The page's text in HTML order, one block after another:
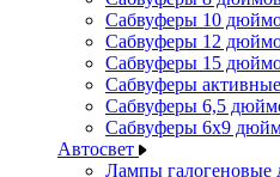
Сабвуферы 10
Сабвуферы 12
Сабвуферы 15
Сабвуферы
Сабвуферы 6,5
Сабвуферы 6x9
Автосвет
Лампы галогеновые